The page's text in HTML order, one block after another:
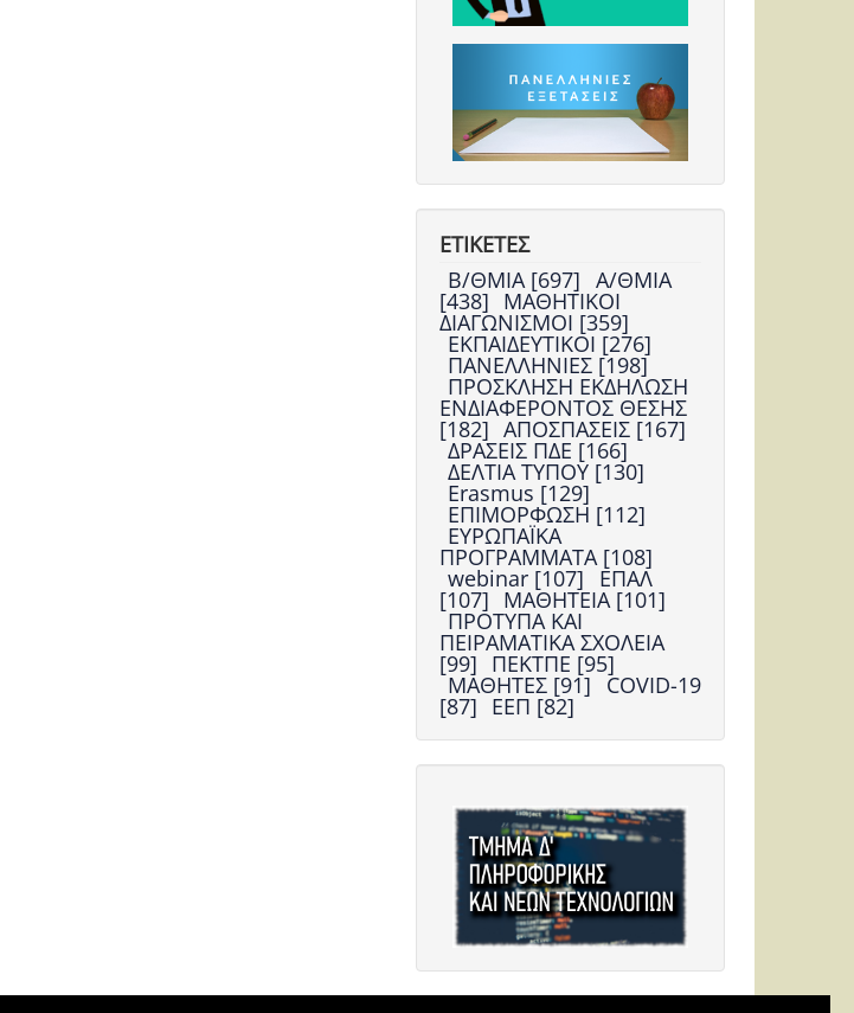
ΕΤΙΚΕΤΕΣ
Β/ΘΜΙΑ [697] Α/ΘΜΙΑ
[438] ΜΑΘΗΤΙΚΟΙ
ΔΙΑΓΩΝΙΣΜΟΙ [359]
ΕΚΠΑΙΔΕΥΤΙΚΟΙ [276]
ΠΑΝΕΛΛΗΝΙΕΣ [198]
ΠΡΟΣΚΛΗΣΗ ΕΚΔΗΛΩΣΗ
ΕΝΔΙΑΦΕΡΟΝΤΟΣ ΘΕΣΗΣ
[182] ΑΠΟΣΠΑΣΕΙΣ [167]
ΔΡΑΣΕΙΣ ΠΔΕ [166]
ΔΕΛΤΙΑ ΤΥΠΟΥ [130]
Erasmus [129]
ΕΠΙΜΟΡΦΩΣΗ [112]
ΕΥΡΩΠΑΪΚΑ
ΠΡΟΓΡΑΜΜΑΤΑ [108]
webinar [107] ΕΠΑΛ
[107] ΜΑΘΗΤΕΙΑ [101]
ΠΡΟΤΥΠΑ ΚΑΙ
ΠΕΙΡΑΜΑΤΙΚΑ ΣΧΟΛΕΙΑ
[99] ΠΕΚΤΠΕ [95]
ΜΑΘΗΤΕΣ [91] COVID-19
[87] ΕΕΠ [82]